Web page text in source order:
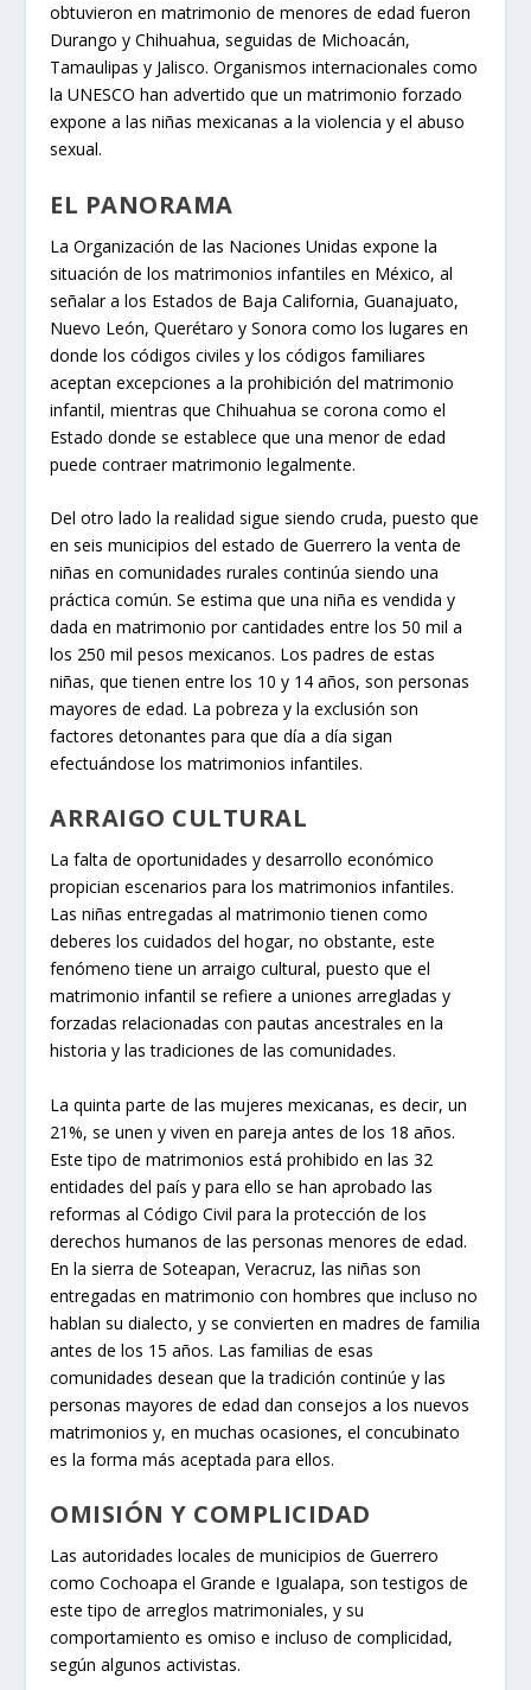
obtuvieron en matrimonio de menores de edad fueron
Durango y Chihuahua, seguidas de Michoacán,
Tamaulipas y Jalisco. Organismos internacionales como
la UNESCO han advertido que un matrimonio forzado
expone a las niñas mexicanas a la violencia y el abuso
sexual.
EL PANORAMA
La Organización de las Naciones Unidas expone la
situación de los matrimonios infantiles en México, al
señalar a los Estados de Baja California, Guanajuato,
Nuevo León, Querétaro y Sonora como los lugares en
donde los códigos civiles y los códigos familiares
aceptan excepciones a la prohibición del matrimonio
infantil, mientras que Chihuahua se corona como el
Estado donde se establece que una menor de edad
puede contraer matrimonio legalmente.
Del otro lado la realidad sigue siendo cruda, puesto que
en seis municipios del estado de Guerrero la venta de
niñas en comunidades rurales continúa siendo una
práctica común. Se estima que una niña es vendida y
dada en matrimonio por cantidades entre los 50 mil a
los 250 mil pesos mexicanos. Los padres de estas
niñas, que tienen entre los 10 y 14 años, son personas
mayores de edad. La pobreza y la exclusión son
factores detonantes para que día a día sigan
efectuándose los matrimonios infantiles.
ARRAIGO CULTURAL
La falta de oportunidades y desarrollo económico
propician escenarios para los matrimonios infantiles.
Las niñas entregadas al matrimonio tienen como
deberes los cuidados del hogar, no obstante, este
fenómeno tiene un arraigo cultural, puesto que el
matrimonio infantil se refiere a uniones arregladas y
forzadas relacionadas con pautas ancestrales en la
historia y las tradiciones de las comunidades.
La quinta parte de las mujeres mexicanas, es decir, un
21%, se unen y viven en pareja antes de los 18 años.
Este tipo de matrimonios está prohibido en las 32
entidades del país y para ello se han aprobado las
reformas al Código Civil para la protección de los
derechos humanos de las personas menores de edad.
En la sierra de Soteapan, Veracruz, las niñas son
entregadas en matrimonio con hombres que incluso no
hablan su dialecto, y se convierten en madres de familia
antes de los 15 años. Las familias de esas
comunidades desean que la tradición continúe y las
personas mayores de edad dan consejos a los nuevos
matrimonios y, en muchas ocasiones, el concubinato
es la forma más aceptada para ellos.
OMISIÓN Y COMPLICIDAD
Las autoridades locales de municipios de Guerrero
como Cochoapa el Grande e Igualapa, son testigos de
este tipo de arreglos matrimoniales, y su
comportamiento es omiso e incluso de complicidad,
según algunos activistas.